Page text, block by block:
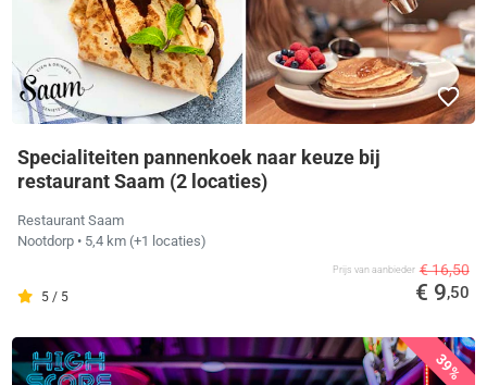
Specialiteiten pannenkoek naar keuze bij
restaurant Saam (2 locaties)
Restaurant Saam
Nootdorp • 5,4 km (+1 locaties)
5 / 5
Prijs van aanbieder € 16,50
€ 9,50
39%